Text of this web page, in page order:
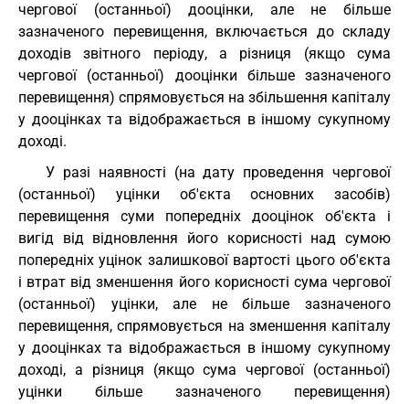
чергової (останньої) дооцінки, але не більше
зазначеного перевищення, включається до складу
доходів звітного періоду, а різниця (якщо сума
чергової (останньої) дооцінки більше зазначеного
перевищення) спрямовується на збільшення капіталу
у дооцінках та відображається в іншому сукупному
доході.
У разі наявності (на дату проведення чергової
(останньої) уцінки об'єкта основних засобів)
перевищення суми попередніх дооцінок об'єкта і
вигід від відновлення його корисності над сумою
попередніх уцінок залишкової вартості цього об'єкта
і втрат від зменшення його корисності сума чергової
(останньої) уцінки, але не більше зазначеного
перевищення, спрямовується на зменшення капіталу
у дооцінках та відображається в іншому сукупному
доході, а різниця (якщо сума чергової (останньої)
уцінки більше зазначеного перевищення)